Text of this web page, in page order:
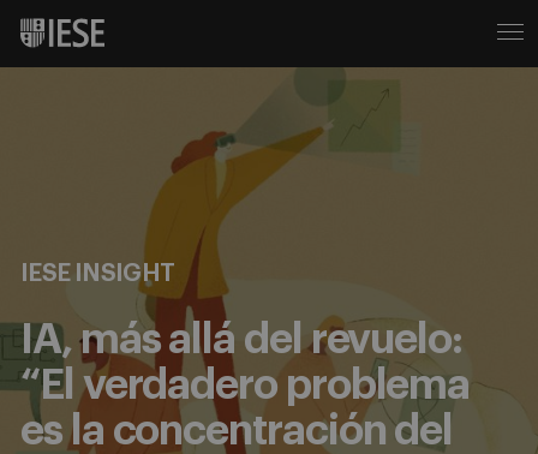
IESE INSIGHT
IA, más allá del revuelo:
“El verdadero problema
es la concentración del